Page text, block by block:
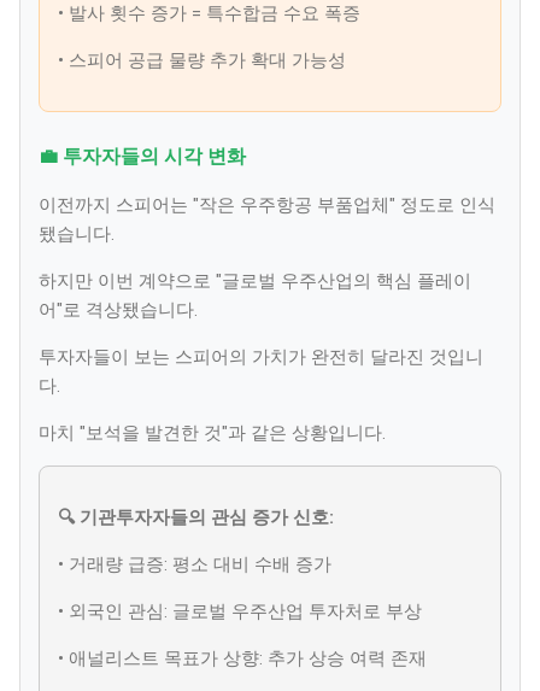
• 발사 횟수 증가 = 특수합금 수요 폭증
• 스피어 공급 물량 추가 확대 가능성
💼 투자자들의 시각 변화
이전까지 스피어는 "작은 우주항공 부품업체" 정도로 인식
됐습니다.
하지만 이번 계약으로 "글로벌 우주산업의 핵심 플레이
어"로 격상됐습니다.
투자자들이 보는 스피어의 가치가 완전히 달라진 것입니
다.
마치 "보석을 발견한 것"과 같은 상황입니다.
🔍 기관투자자들의 관심 증가 신호:
• 거래량 급증: 평소 대비 수배 증가
• 외국인 관심: 글로벌 우주산업 투자처로 부상
• 애널리스트 목표가 상향: 추가 상승 여력 존재